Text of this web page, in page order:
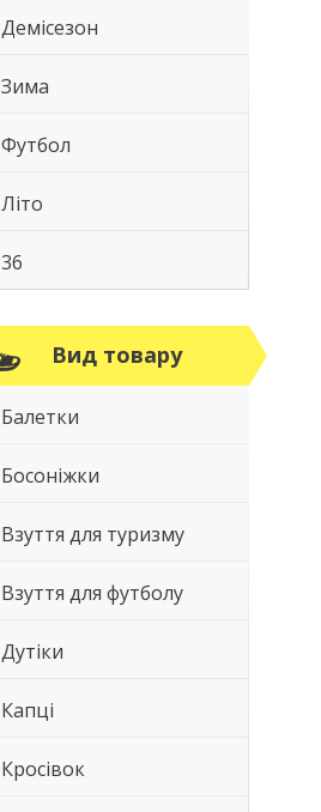
Демісезон
Зима
Футбол
Літо
36
Вид товару
Балетки
Босоніжки
Взуття для туризму
Взуття для футболу
Дутіки
Капці
Кросівок